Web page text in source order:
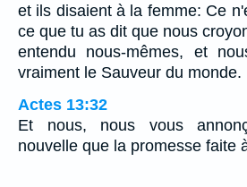
et ils disaient à la femme: Ce
ce que tu as dit que nous
entendu nous-mêmes, et
vraiment le Sauveur du monde.
Actes 13:32
Et nous, nous vous
nouvelle que la promesse faite